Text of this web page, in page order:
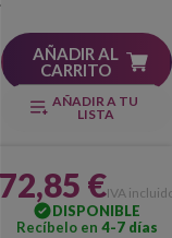
AÑADIR AL
CARRITO
AÑADIR A TU
LISTA
72,85 €IVA
DISPONIBLE
Recíbelo en 4-7 días